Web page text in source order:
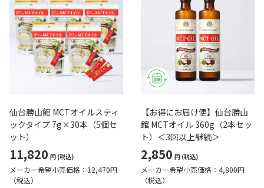
仙台勝山館 MCTオイルスティ
ックタイプ 7g×30本（5個セ
ット）
11,820 円 (税込)
メーカー希望小売価格： 12,470円
（税込）
【お得にお届け便】仙台勝山
館 MCTオイル 360g（2本セッ
ト）＜3回以上継続＞
2,850 円 (税込)
メーカー希望小売価格： 4,800円
（税込）